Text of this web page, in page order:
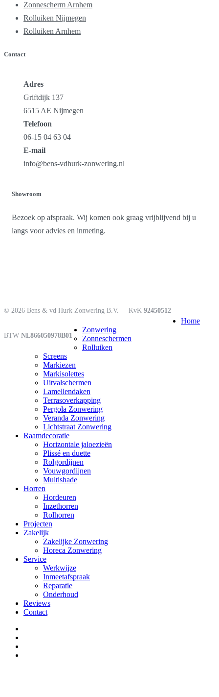
Zonnescherm Arnhem
Rolluiken Nijmegen
Rolluiken Arnhem
Contact
Adres
Griftdijk 137
6515 AE Nijmegen
Telefoon
06-15 04 63 04
E-mail
info@bens-vdhurk-zonwering.nl
Showroom
Bezoek op afspraak. Wij komen ook graag vrijblijvend bij u
langs voor advies en inmeting.
© 2026 Bens & vd Hurk Zonwering B.V. KvK 92450512
BTW NL866050978B01
Close
Home
Zonwering
Zonneschermen
Rolluiken
Screens
Markiezen
Markisolettes
Uitvalschermen
Lamellendaken
Terrasoverkapping
Pergola Zonwering
Veranda Zonwering
Lichtstraat Zonwering
Raamdecoratie
Horizontale jaloezieën
Plissé en duette
Rolgordijnen
Vouwgordijnen
Multishade
Horren
Hordeuren
Inzethorren
Rolhorren
Projecten
Zakelijk
Zakelijke Zonwering
Horeca Zonwering
Service
Werkwijze
Inmeetafspraak
Reparatie
Onderhoud
Reviews
Contact